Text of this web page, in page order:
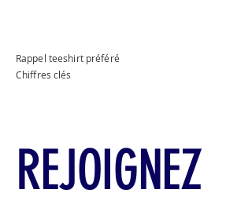
Rappel teeshirt préféré
Chiffres clés
REJOIGNEZ